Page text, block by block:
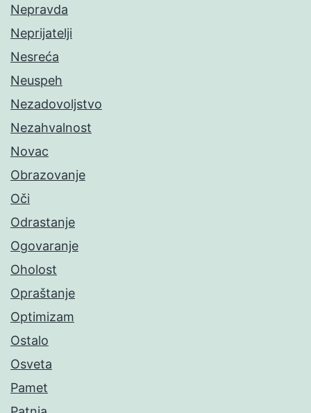
Nepravda
Neprijatelji
Nesreća
Neuspeh
Nezadovoljstvo
Nezahvalnost
Novac
Obrazovanje
Oči
Odrastanje
Ogovaranje
Oholost
Opraštanje
Optimizam
Ostalo
Osveta
Pamet